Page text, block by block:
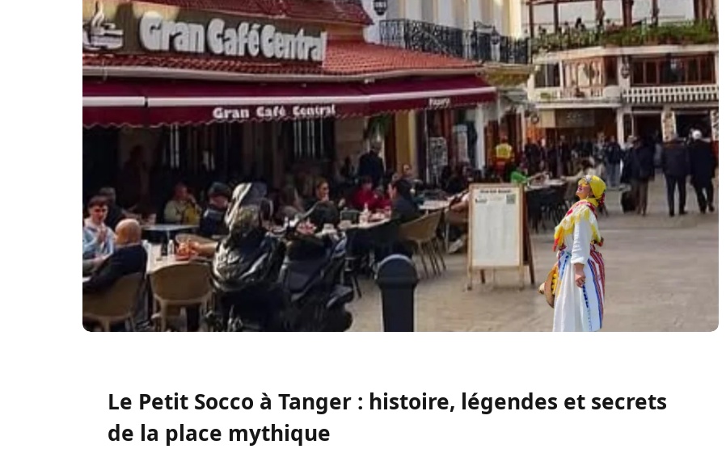
Le Petit Socco à Tanger : histoire, légendes et secrets
de la place mythique